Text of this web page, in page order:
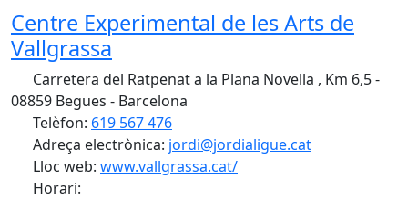
Centre Experimental de les Arts de
Vallgrassa
Carretera del Ratpenat a la Plana Novella , Km 6,5 -
08859 Begues - Barcelona
Telèfon: 619 567 476
Adreça electrònica: jordi@jordialigue.cat
Lloc web: www.vallgrassa.cat/
Horari: